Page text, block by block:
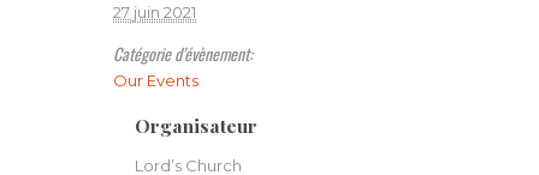
27 juin 2021
Catégorie d’évènement:
Our Events
Organisateur
Lord’s Church